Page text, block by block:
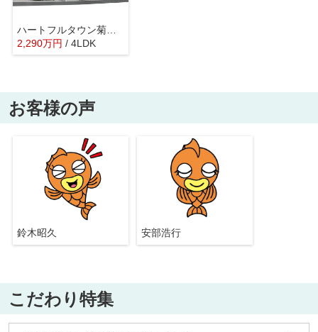
ハートフルタウン菊川市下平川９６２番B
2,290万円 / 4LDK
お客様の声
鈴木昭久 安部浩行
こだわり特集